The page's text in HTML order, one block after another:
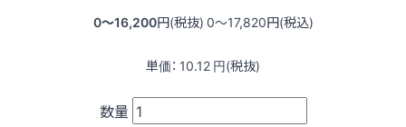
0〜16,200円(税抜) 0〜17,820円(税込)
単価： 10.12 円(税抜)
数量